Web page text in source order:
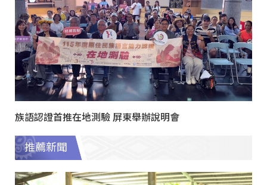
族語認證首推在地測驗 屏東舉辦說明會
推薦新聞